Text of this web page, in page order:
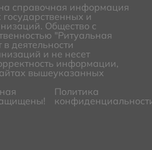
справочная информация
и
Общество с
"Ритуальная
деятельности
и не несет
информации,
вышеуказанных
Политика